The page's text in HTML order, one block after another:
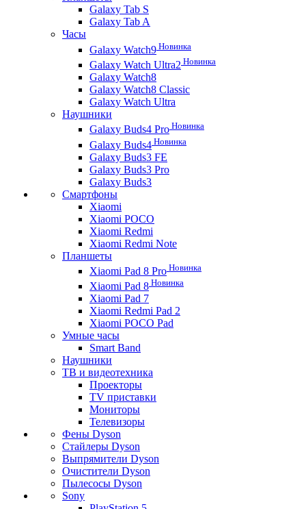
Galaxy Tab S
Galaxy Tab A
Часы
Galaxy Watch9 Новинка
Galaxy Watch Ultra2 Новинка
Galaxy Watch8
Galaxy Watch8 Classic
Galaxy Watch Ultra
Наушники
Galaxy Buds4 Pro Новинка
Galaxy Buds4 Новинка
Galaxy Buds3 FE
Galaxy Buds3 Pro
Galaxy Buds3
Смартфоны
Xiaomi
Xiaomi POCO
Xiaomi Redmi
Xiaomi Redmi Note
Планшеты
Xiaomi Pad 8 Pro Новинка
Xiaomi Pad 8 Новинка
Xiaomi Pad 7
Xiaomi Redmi Pad 2
Xiaomi POCO Pad
Умные часы
Smart Band
Наушники
ТВ и видеотехника
Проекторы
TV приставки
Мониторы
Телевизоры
Фены Dyson
Стайлеры Dyson
Выпрямители Dyson
Очистители Dyson
Пылесосы Dyson
Sony